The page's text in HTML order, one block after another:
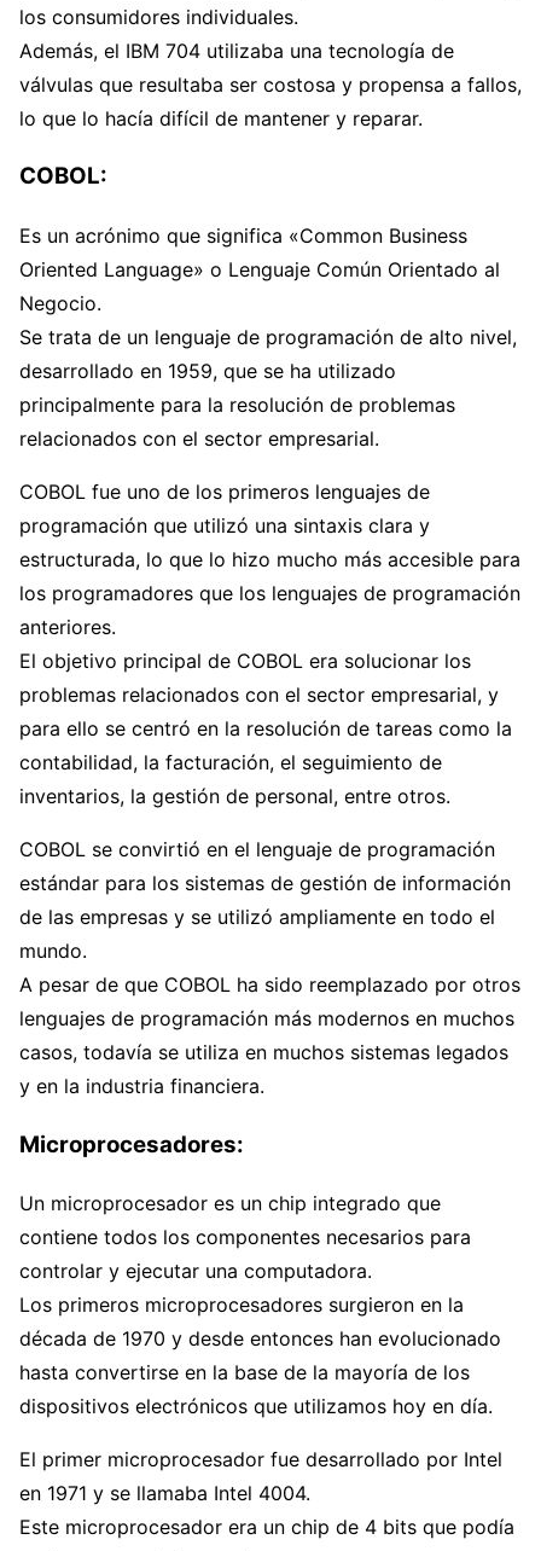
los consumidores individuales.
Además, el IBM 704 utilizaba una tecnología de
válvulas que resultaba ser costosa y propensa a fallos,
lo que lo hacía difícil de mantener y reparar.
COBOL:
Es un acrónimo que significa «Common Business
Oriented Language» o Lenguaje Común Orientado al
Negocio.
Se trata de un lenguaje de programación de alto nivel,
desarrollado en 1959, que se ha utilizado
principalmente para la resolución de problemas
relacionados con el sector empresarial.
COBOL fue uno de los primeros lenguajes de
programación que utilizó una sintaxis clara y
estructurada, lo que lo hizo mucho más accesible para
los programadores que los lenguajes de programación
anteriores.
El objetivo principal de COBOL era solucionar los
problemas relacionados con el sector empresarial, y
para ello se centró en la resolución de tareas como la
contabilidad, la facturación, el seguimiento de
inventarios, la gestión de personal, entre otros.
COBOL se convirtió en el lenguaje de programación
estándar para los sistemas de gestión de información
de las empresas y se utilizó ampliamente en todo el
mundo.
A pesar de que COBOL ha sido reemplazado por otros
lenguajes de programación más modernos en muchos
casos, todavía se utiliza en muchos sistemas legados
y en la industria financiera.
Microprocesadores:
Un microprocesador es un chip integrado que
contiene todos los componentes necesarios para
controlar y ejecutar una computadora.
Los primeros microprocesadores surgieron en la
década de 1970 y desde entonces han evolucionado
hasta convertirse en la base de la mayoría de los
dispositivos electrónicos que utilizamos hoy en día.
El primer microprocesador fue desarrollado por Intel
en 1971 y se llamaba Intel 4004.
Este microprocesador era un chip de 4 bits que podía